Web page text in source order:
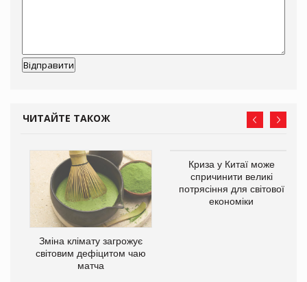
ЧИТАЙТЕ ТАКОЖ
Зміна клімату загрожує
світовим дефіцитом чаю
матча
Криза у Китаї може
спричинити великі
потрясіння для світової
економіки